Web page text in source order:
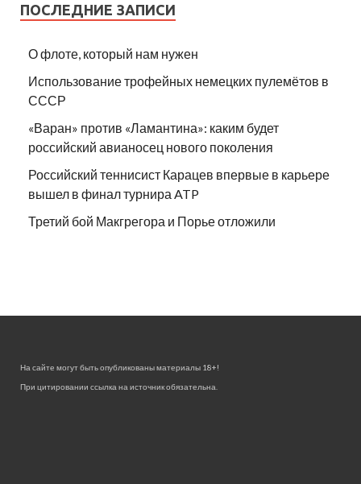
ПОСЛЕДНИЕ ЗАПИСИ
О флоте, который нам нужен
Использование трофейных немецких пулемётов в
СССР
«Варан» против «Ламантина»: каким будет
российский авианосец нового поколения
Российский теннисист Карацев впервые в карьере
вышел в финал турнира ATP
Третий бой Макгрегора и Порье отложили
На сайте могут быть опубликованы материалы 18+!
При цитировании ссылка на источник обязательна.